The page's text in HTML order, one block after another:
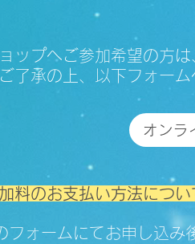
ップへご参加希望の方
了承の上、以下フォー
オンラ
料のお支払い方法につい
フォームにてお申し込